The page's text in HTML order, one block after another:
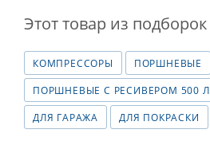
Этот товар из подборок
КОМПРЕССОРЫ ПОРШНЕВЫЕ
ПОРШНЕВЫЕ С РЕСИВЕРОМ 500 Л
ДЛЯ ГАРАЖА
ДЛЯ ПОКРАСКИ